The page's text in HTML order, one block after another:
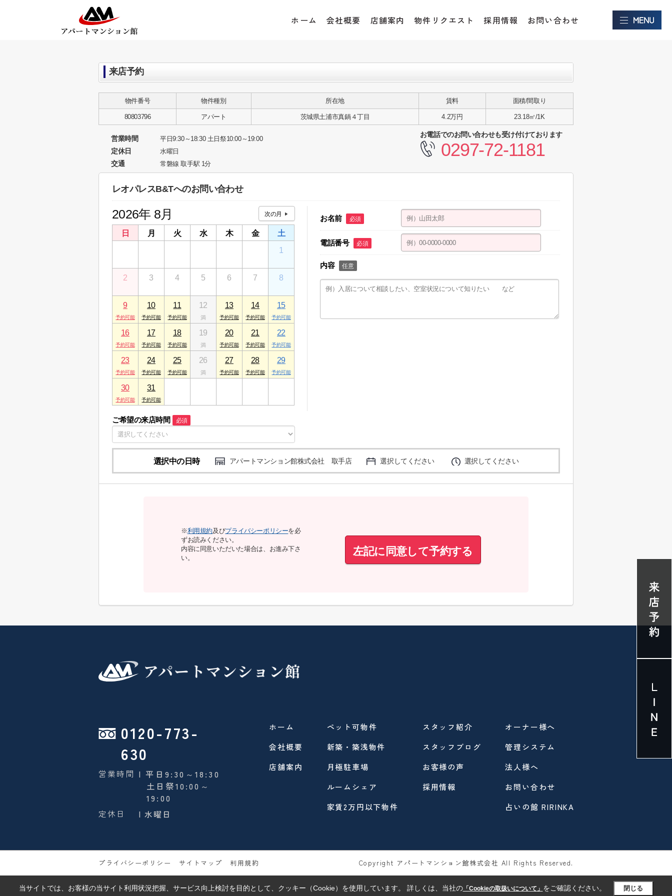
ホーム 会社概要 店舗案内 物件リクエスト 採用情報 お問い合わせ
来店予約
物件番号 物件種別 所在地 賃料 面積/間取り
80803796 アパート 茨城県土浦市真鍋４丁目 4.2万円 23.18㎡/1K
営業時間 平日9:30～18:30 土日祭10:00～19:00
定休日 水曜日
交通 常磐線 取手駅 1分
お電話でのお問い合わせも受け付けております
0297-72-1181
レオパレスB&Tへのお問い合わせ
2026年 8月
日 月 火 水 木 金
土
1
2 3 4 5 6 7 8
9 10 11 12 13 14 15
16 17 18 19 20 21 22
23 24 25 26 27 28 29
30 31
ご希望の来店時間 必須
お名前 必須
電話番号 必須
内容 任意
選択中の日時 アパートマンション館株式会社 取手店 選択してください 選択してください
※利用規約及びプライバシーポリシーを必
ずお読みください。
内容に同意いただいた場合は、お進み下さ
い。
左記に同意して予約する
0120-773-
630
営業時間 | 平日9:30～18:30
土日祭10:00～
19:00
定休日
| 水曜日
ホーム
会社概要
店舗案内
ペット可物件
新築・築浅物件
月極駐車場
ルームシェア
家賃2万円以下物件
スタッフ紹介
スタッフブログ
お客様の声
採用情報
オーナー様へ
管理システム
法人様へ
お問い合わせ
占いの館 RIRINKA
プライバシーポリシー サイトマップ 利用規約 Copyright アパートマンション館株式会社 All Rights Reserved.
当サイトでは、お客様の当サイト利用状況把握、サービス向上検討を目的として、クッキー（Cookie）を使用しています。 詳しくは、当社の「Cookieの取扱いについて」 をご確認ください。 閉じる